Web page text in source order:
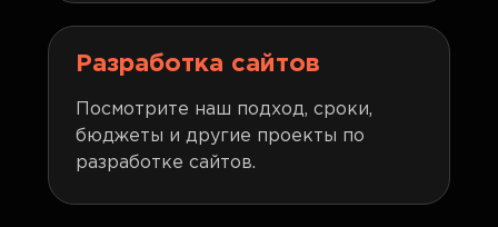
Разработка сайтов
Посмотрите наш подход, сроки,
бюджеты и другие проекты по
разработке сайтов.